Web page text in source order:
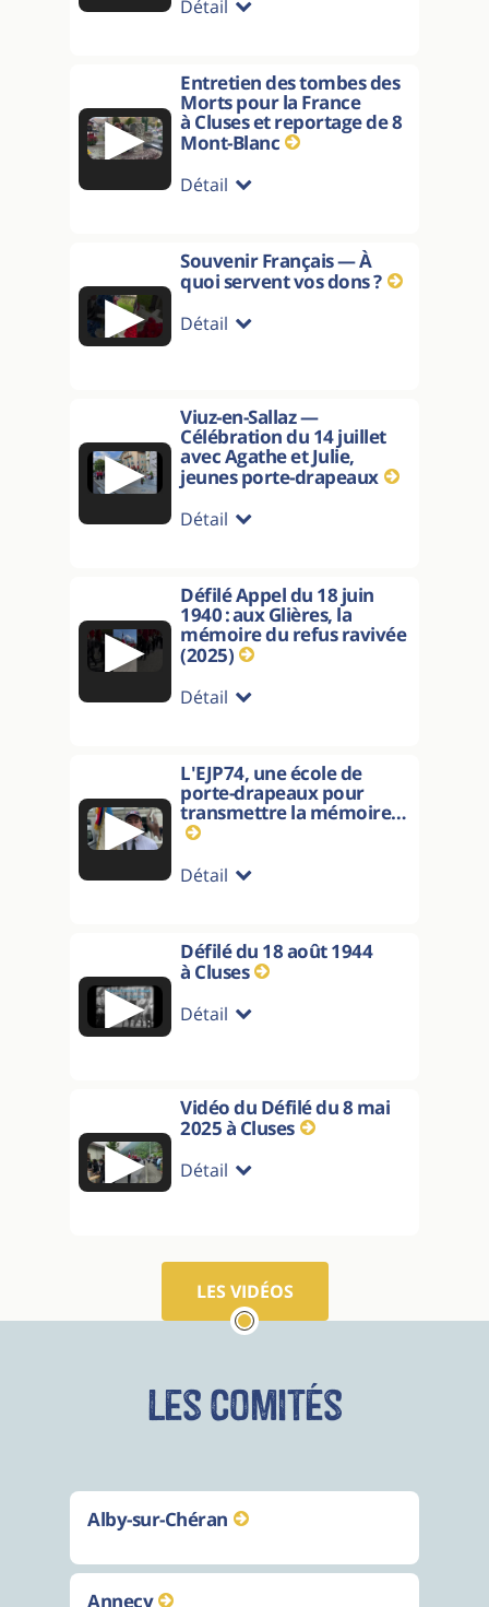
Détail
▶
Entretien des tombes des
Morts pour la France
à Cluses et reportage de 8
Mont-Blanc
Détail
▶
Souvenir Français — À
quoi servent vos dons ?
Détail
▶
Viuz-en-Sallaz —
Célébration du 14 juillet
avec Agathe et Julie,
jeunes porte-drapeaux
Détail
▶
Défilé Appel du 18 juin
1940 : aux Glières, la
mémoire du refus ravivée
(2025)
Détail
▶
L'EJP74, une école de
porte-drapeaux pour
transmettre la mémoire…
Détail
▶
Défilé du 18 août 1944
à Cluses
Détail
▶
Vidéo du Défilé du 8 mai
2025 à Cluses
Détail
LES VIDÉOS
Les comités
Alby-sur-Chéran
Annecy